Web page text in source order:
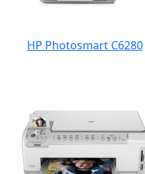
HP Photosmart C6280